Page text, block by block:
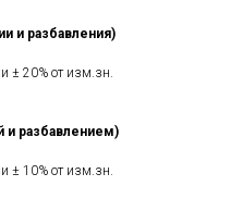
и разбавления)
± 20% от изм.зн.
и разбавлением)
± 10% от изм.зн.